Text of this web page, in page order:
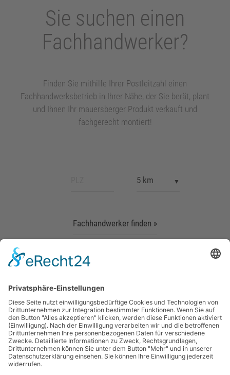
Sie suchen einen
Fachhandwerker?
Finden Sie mithilfe Ihrer Postleitzahl einen
Fachhandwerksbetrieb in Ihrer Nähe, der Sie berät, plant
und Ihnen Ihr mauersberger Produkt verkauft und
fachgerecht montiert!
Fachhandwerker finden »